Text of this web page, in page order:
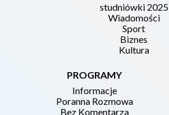
studniówki 2025
Wiadomości
Sport
Biznes
Kultura
PROGRAMY
Informacje
Poranna Rozmowa
Bez Komentarza